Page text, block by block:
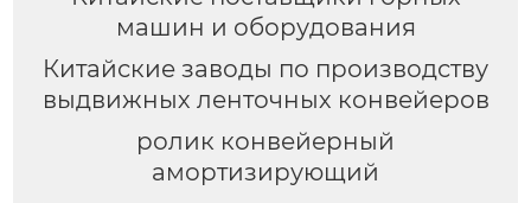
машин и оборудования
Китайские заводы по производству
выдвижных ленточных конвейеров
ролик конвейерный
амортизирующий